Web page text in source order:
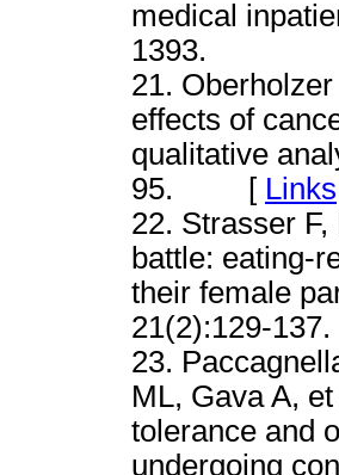
medical
1393.
21.
effects of
qualitative
95. [ Links
22. Strasser
battle: eating-
their female
21(2):129-
23.
ML, Gava A,
tolerance and
undergoing